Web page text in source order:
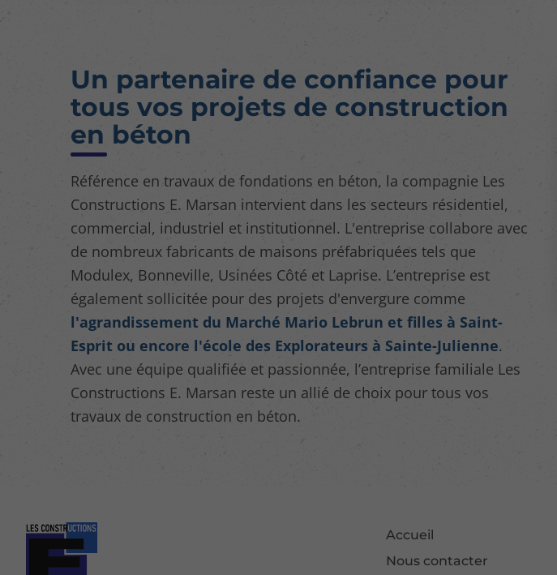
Un partenaire de confiance pour
tous vos projets de construction
en béton
Référence en travaux de fondations en béton, la compagnie Les
Constructions E. Marsan intervient dans les secteurs résidentiel,
commercial, industriel et institutionnel. L'entreprise collabore avec
de nombreux fabricants de maisons préfabriquées tels que
Modulex, Bonneville, Usinées Côté et Laprise. L’entreprise est
également sollicitée pour des projets d'envergure comme
l'agrandissement du Marché Mario Lebrun et filles à Saint-
Esprit ou encore l'école des Explorateurs à Sainte-Julienne.
Avec une équipe qualifiée et passionnée, l’entreprise familiale Les
Constructions E. Marsan reste un allié de choix pour tous vos
travaux de construction en béton.
Accueil
Nous contacter